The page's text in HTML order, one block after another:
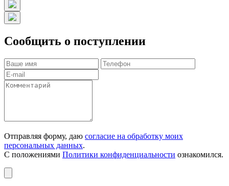
Сообщить о поступлении
Отправляя форму, даю согласие на обработку моих
персональных данных.
С положениями Политики конфиденциальности ознакомился.